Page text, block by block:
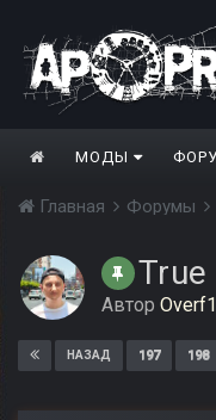
МОДЫ
Главная Форумы
Автор
НАЗАД 197 198